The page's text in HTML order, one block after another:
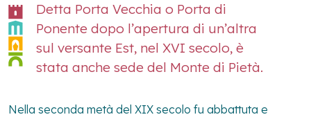
Detta Porta Vecchia o Porta di
Ponente dopo l’apertura di un’altra
sul versante Est, nel XVI secolo, è
stata anche sede del Monte di Pietà.
Nella seconda metà del XIX secolo fu abbattuta e